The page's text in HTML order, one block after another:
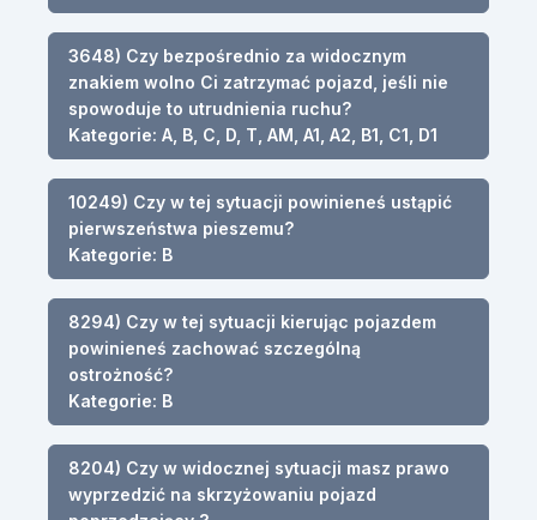
3648) Czy bezpośrednio za widocznym
znakiem wolno Ci zatrzymać pojazd, jeśli nie
spowoduje to utrudnienia ruchu?
Kategorie: A, B, C, D, T, AM, A1, A2, B1, C1, D1
10249) Czy w tej sytuacji powinieneś ustąpić
pierwszeństwa pieszemu?
Kategorie: B
8294) Czy w tej sytuacji kierując pojazdem
powinieneś zachować szczególną
ostrożność?
Kategorie: B
8204) Czy w widocznej sytuacji masz prawo
wyprzedzić na skrzyżowaniu pojazd